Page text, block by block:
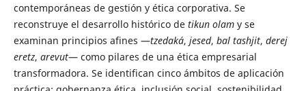
contemporáneas de gestión y ética corporativa. Se
reconstruye el desarrollo histórico de tikun olamy se
examinan principios afines —tzedaká, jesed, bal tashjit, derej
eretz, arevut— como pilares de una ética empresarial
transformadora. Se identifican cinco ámbitos de aplicación